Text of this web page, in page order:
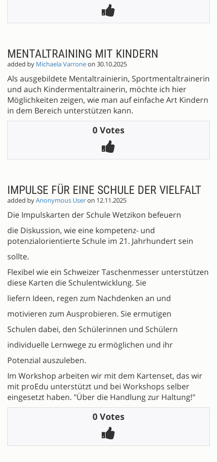
MENTALTRAINING MIT KINDERN
added by Michaela Varroneon 30.10.2025
Als ausgebildete Mentaltrainierin, Sportmentaltrainerin
und auch Kindermentaltrainerin, möchte ich hier
Möglichkeiten zeigen, wie man auf einfache Art Kindern
in dem Bereich unterstützen kann.
0 Votes
IMPULSE FÜR EINE SCHULE DER VIELFALT
added byAnonymous Useron 12.11.2025
Die Impulskarten der Schule Wetzikon befeuern
die Diskussion, wie eine kompetenz- und
potenzialorientierte Schule im 21. Jahrhundert sein
sollte.
Flexibel wie ein Schweizer Taschenmesser unterstützen
diese Karten die Schulentwicklung. Sie
liefern Ideen, regen zum Nachdenken an und
motivieren zum Ausprobieren. Sie ermutigen
Schulen dabei, den Schülerinnen und Schülern
individuelle Lernwege zu ermöglichen und ihr
Potenzial auszuleben.
Im Workshop arbeiten wir mit dem Kartenset, das wir
mit proEdu unterstützt und bei Workshops selber
eingesetzt haben. "Über die Handlung zur Haltung!"
0 Votes